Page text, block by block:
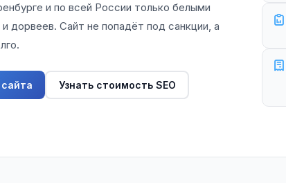
и по всей России только белыми
дорвеев. Сайт не попадёт под санкции, а
Узнать стоимость SEO